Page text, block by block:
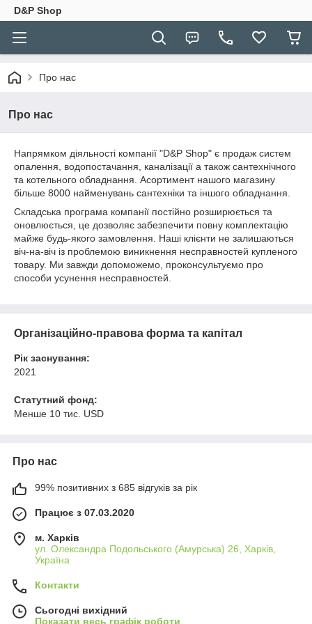
D&P Shop
Про нас
Про нас
Напрямком діяльності компанії "D&P Shop" є продаж систем
опалення, водопостачання, каналізації а також сантехнічного
та котельного обладнання. Асортимент нашого магазину
більше 8000 найменувань сантехніки та іншого обладнання.
Складська програма компанії постійно розширюється та
оновлюється, це дозволяє забезпечити повну комплектацію
майже будь-якого замовлення. Наші клієнти не залишаються
віч-на-віч із проблемою виникнення несправностей купленого
товару. Ми завжди допоможемо, проконсультуємо про
способи усунення несправностей.
Організаційно-правова форма та капітал
Рік заснування:
2021
Статутний фонд:
Менше 10 тис. USD
Про нас
99% позитивних з 685 відгуків за рік
Працює з 07.03.2020
м. Харків
ул. Олександра Подольського (Амурська) 26, Харків,
Україна
Контакти
Сьогодні вихідний
Показати весь графік роботи